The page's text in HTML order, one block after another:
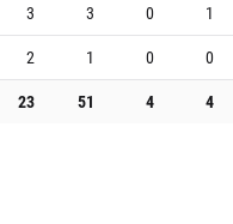
3 3 0
1
2 1 0
0
23 51 4 4